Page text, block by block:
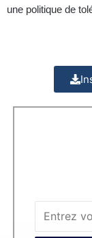
une politique de